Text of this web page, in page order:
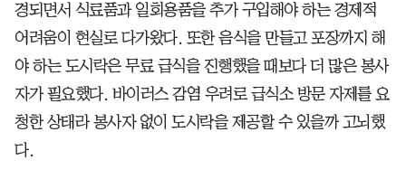
경되면서 식료품과 일회용품을 추가 구입해야 하는 경제적
어려움이 현실로 다가왔다. 또한 음식을 만들고 포장까지 해
야 하는 도시락은 무료 급식을 진행했을 때보다 더 많은 봉사
자가 필요했다. 바이러스 감염 우려로 급식소 방문 자제를 요
청한 상태라 봉사자 없이 도시락을 제공할 수 있을까 고뇌했
다.